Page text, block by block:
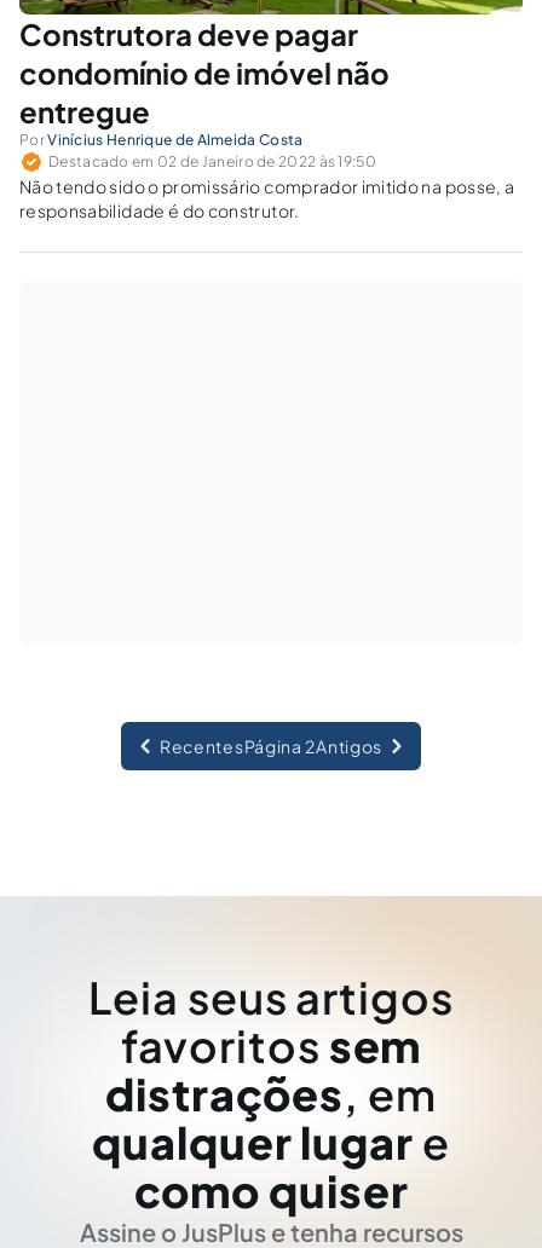
Construtora deve pagar
condomínio de imóvel não
entregue
PorVinícius Henrique de Almeida Costa
Destacado em 02 de Janeiro de 2022 às 19:50
Não tendo sido o promissário comprador imitido na posse, a
responsabilidade é do construtor.
RecentesPágina 2Antigos
Leia seus artigos
favoritos sem
distrações, em
qualquer lugar e
como quiser
Assine o JusPlus e tenha recursos